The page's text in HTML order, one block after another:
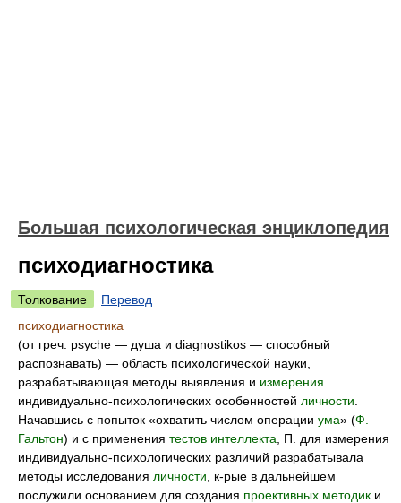
Большая психологическая энциклопедия
психодиагностика
Толкование
Перевод
психодиагностика
(от греч. psyche — душа и diagnostikos — способный
распознавать) — область психологической науки,
разрабатывающая методы выявления и измерения
индивидуально-психологических особенностей личности
Начавшись с попыток «охватить числом операции ума» (Ф.
Гальтон) и с применения тестов интеллекта , П. для измерения
индивидуально-психологических различий разрабатывала
методы исследования личности , к-рые в дальнейшем
послужили основанием для создания проективных методик и